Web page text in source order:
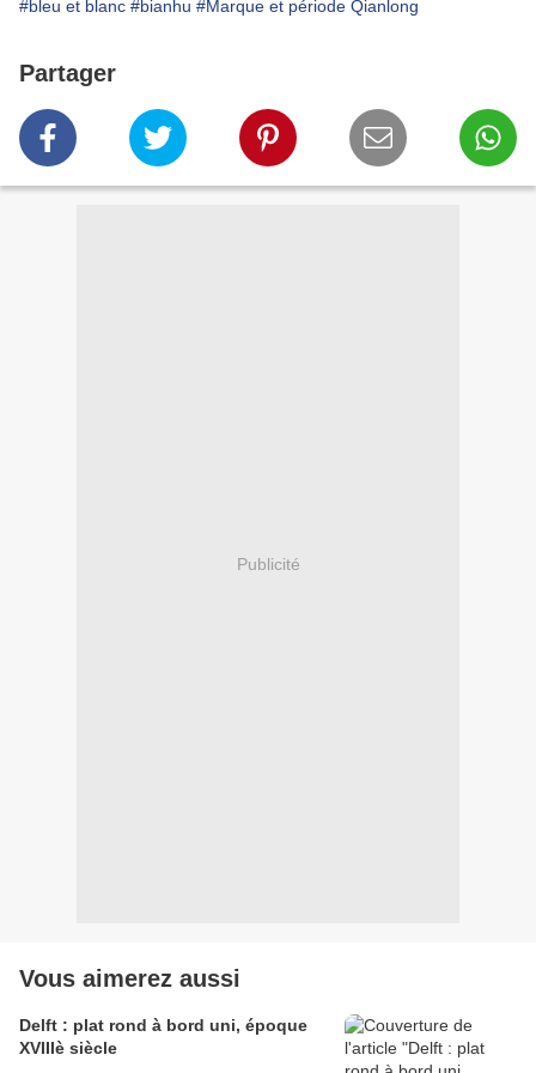
#bleu et blanc #bianhu #Marque et période Qianlong
Partager
Publicité
Vous aimerez aussi
Delft : plat rond à bord uni, époque
XVIIIè siècle